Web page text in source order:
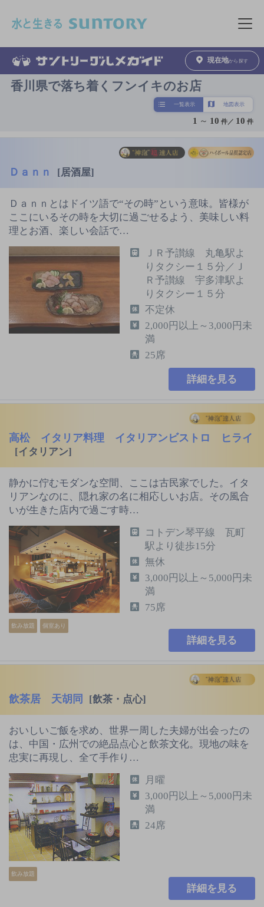
メニュ
現在地から探す
香川県で落ち着くフンイキのお店
一覧表示 地図表示
1 ～ 10 件／ 10 件
Ｄａｎｎ [居酒屋]
Ｄａｎｎとはドイツ語で“その時”という意味。皆様が
ここにいるその時を大切に過ごせるよう、美味しい料
理とお酒、楽しい会話で…
ＪＲ予讃線 丸亀駅よ
りタクシー１５分／Ｊ
Ｒ予讃線 宇多津駅よ
りタクシー１５分
不定休
2,000円以上～3,000円未
満
25席
詳細を見る
高松 イタリア料理 イタリアンビストロ ヒライ
[イタリアン]
静かに佇むモダンな空間、ここは古民家でした。イタ
リアンなのに、隠れ家の名に相応しいお店。その風合
いが生きた店内で過ごす時…
飲み放題 個室あり
コトデン琴平線 瓦町
駅より徒歩15分
無休
3,000円以上～5,000円未
満
75席
詳細を見る
飲茶居 天胡同 [飲茶・点心]
おいしいご飯を求め、世界一周した夫婦が出会ったの
は、中国・広州での絶品点心と飲茶文化。現地の味を
忠実に再現し、全て手作り…
飲み放題
月曜
3,000円以上～5,000円未
満
24席
詳細を見る